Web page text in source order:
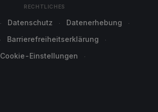
RECHTLICHES
Datenschutz
Datenerhebung
Barrierefreiheitserklärung
Cookie-Einstellungen